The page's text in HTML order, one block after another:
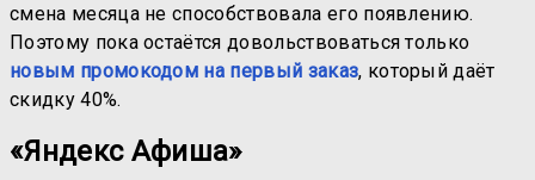
смена месяца не способствовала его появлению.
Поэтому пока остаётся довольствоваться только
новым промокодом на первый заказ, который даёт
скидку 40%.
«Яндекс Афиша»